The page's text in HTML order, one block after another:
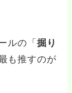
ルの「 掘り
も推すのが